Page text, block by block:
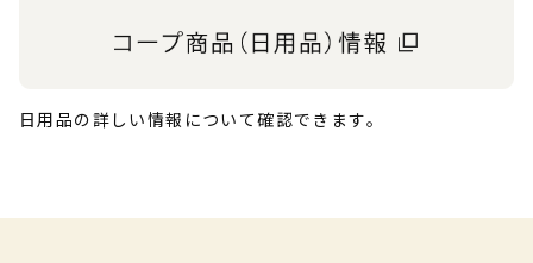
日用品の詳しい情報について確認できます。